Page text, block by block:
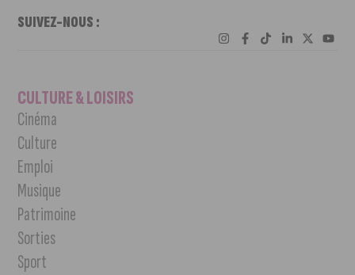
SUIVEZ-NOUS :
CULTURE & LOISIRS
Cinéma
Culture
Emploi
Musique
Patrimoine
Sorties
Sport